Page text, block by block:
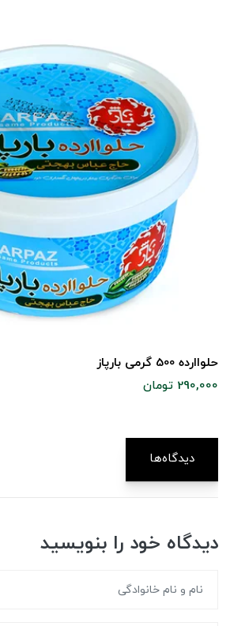
حلواارده 500 گرمی بارپاز
290,000 تومان
دیدگاه‌ها
دیدگاه خود را بنویسید